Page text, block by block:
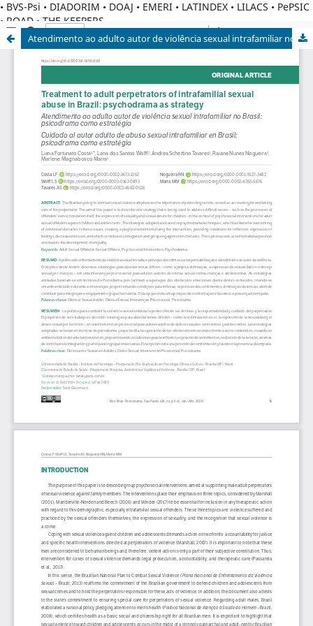
• BVS-Psi • DIADORIM • DOAJ • EMERI • LATINDEX • LILACS • PePSIC
• ROAD • THE KEEPERS
Atendimento ao adulto autor de violência sexual intrafamiliar no Brasil: psicodrama como estratégia